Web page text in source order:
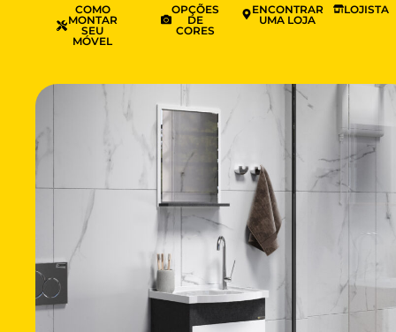
COMO
MONTAR
SEU
MÓVEL
OPÇÕES
DE
CORES
ENCONTRAR
UMA LOJA
LOJISTA